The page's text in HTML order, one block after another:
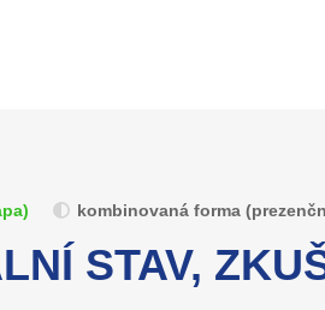
) kombinovaná forma
STAV,